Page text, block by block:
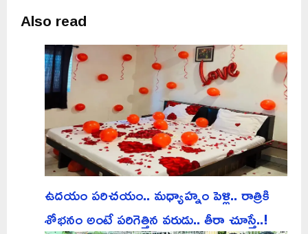
Also read
ఉదయం పరిచయం.. మధ్యాహ్నం పెళ్లి.. రాత్రికి
శోభనం అంటే పరిగెత్తిన వరుడు.. తీరా చూస్తే..!